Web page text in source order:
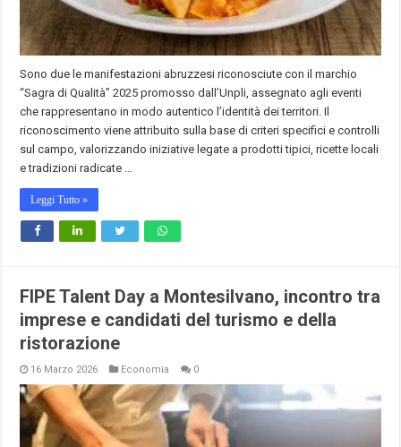
Sono due le manifestazioni abruzzesi riconosciute con il marchio
“Sagra di Qualità” 2025 promosso dall’Unpli, assegnato agli eventi
che rappresentano in modo autentico l’identità dei territori. Il
riconoscimento viene attribuito sulla base di criteri specifici e controlli
sul campo, valorizzando iniziative legate a prodotti tipici, ricette locali
e tradizioni radicate …
Leggi Tutto »
FIPE Talent Day a Montesilvano, incontro tra
imprese e candidati del turismo e della
ristorazione
16 Marzo 2026 Economia 0